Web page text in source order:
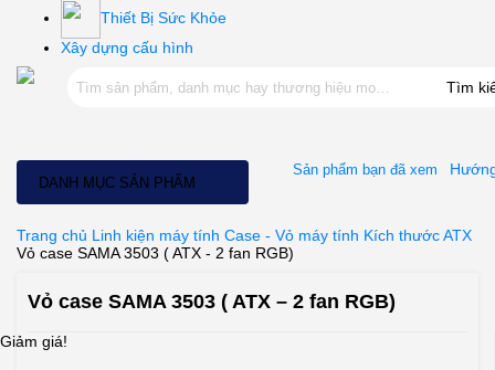
Thiết Bị Sức Khỏe
Xây dựng cấu hình
Tìm
DANH MỤC SẢN PHẨM
Sản phẩm bạn đã xem
Trang chủ Linh kiện máy tính Case - Vỏ máy tính Kích thướcATX
Vỏ case SAMA 3503 ( ATX - 2 fan RGB)
Vỏ case SAMA 3503 ( ATX – 2 fan RGB)
Giảm giá!